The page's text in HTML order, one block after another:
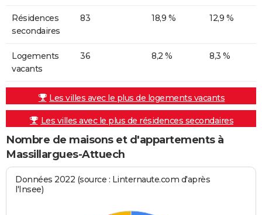
Résidences
secondaires
83 18,9 % 12,9 %
Logements
vacants
36 8,2 % 8,3 %
Les villes avec le plus de logements vacants
Les villes avec le plus de résidences secondaires
Nombre de maisons et d'appartements à
Massillargues-Attuech
Données 2022 (source : Linternaute.com d'après
l'Insee)